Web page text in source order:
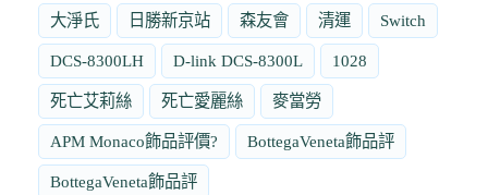
大淨氏 日勝新京站 森友會 清運 Switch
DCS-8300LH D-link DCS-8300L 1028
死亡艾莉絲 死亡愛麗絲 麥當勞
APM Monaco飾品評價? BottegaVeneta飾品評
BottegaVeneta飾品評